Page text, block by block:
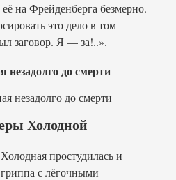
на Фрейденберга безмерно.
это дело в том
заговор. Я — за!..».
незадолго до смерти
Холодной
простудилась и
с лёгочными